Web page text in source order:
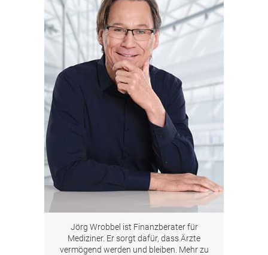
Jörg Wrobbel ist Finanzberater für
Mediziner. Er sorgt dafür, dass Ärzte
vermögend werden und bleiben. Mehr zu